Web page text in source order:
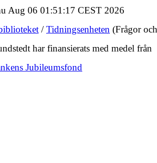
Aug 06 01:51:17 CEST 2026
/Tidningsenheten (Frågor
har finansierats med medel från
Jubileumsfond